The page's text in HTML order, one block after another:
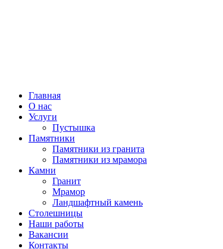
Главная
О нас
Услуги
Пустышка
Памятники
Памятники из гранита
Памятники из мрамора
Камни
Гранит
Мрамор
Ландшафтный камень
Столешницы
Наши работы
Вакансии
Контакты